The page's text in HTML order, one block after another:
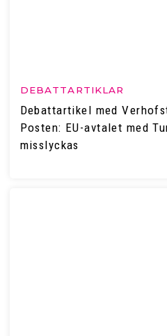
DEBATTARTIKLAR
Debattartikel med
Posten: EU-avtalet med
misslyckas